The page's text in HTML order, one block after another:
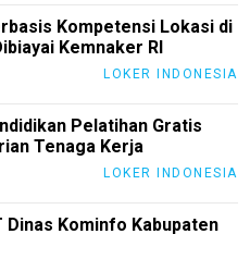
Kompetensi Lokasi di
Kemnaker RI
LOKER INDONESIA
Pelatihan Gratis
Tenaga Kerja
LOKER INDONESIA
Dinas Kominfo Kabupaten